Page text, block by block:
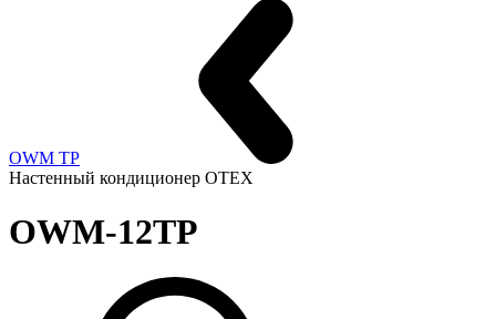
OWM TP
Настенный кондиционер OTEX
OWM-12TP